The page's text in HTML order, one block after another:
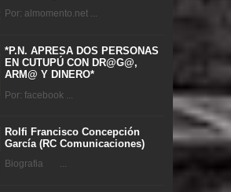
Por: almomento.net ...
*P.N. APRESA DOS PERSONAS
EN CUTUPÚ CON DR@G@,
ARM@ Y DINERO*
Por: facebook ...
Rolfi Francisco Concepción
García (RC Comunicaciones)
Biografia ...